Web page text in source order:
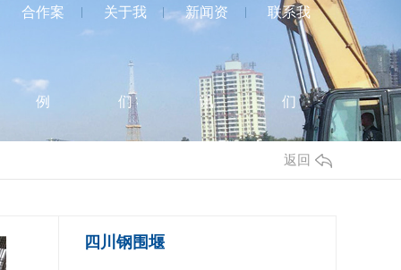
合作案
例
关于我
们
新闻资
讯
联系我
们
返回
四川钢围堰